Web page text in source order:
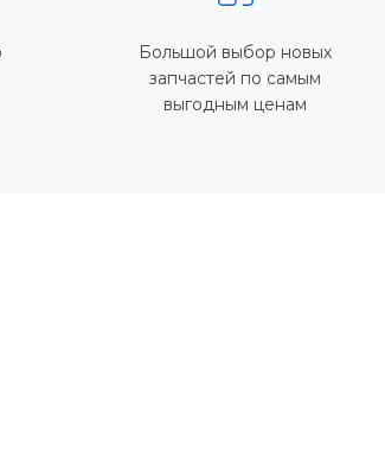
Большой выбор новых
запчастей по самым
выгодным ценам